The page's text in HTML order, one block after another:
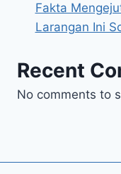
Fakta
Larangan Ini
Recent
No comments to